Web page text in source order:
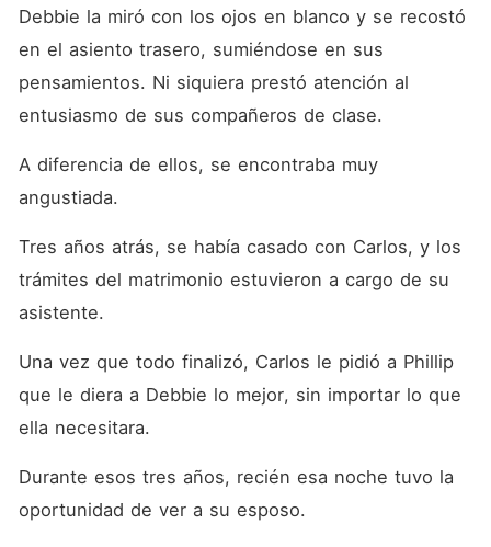
Debbie la miró con los ojos en blanco y se recostó
en el asiento trasero, sumiéndose en sus
pensamientos. Ni siquiera prestó atención al
entusiasmo de sus compañeros de clase.
A diferencia de ellos, se encontraba muy
angustiada.
Tres años atrás, se había casado con Carlos, y los
trámites del matrimonio estuvieron a cargo de su
asistente.
Una vez que todo finalizó, Carlos le pidió a Phillip
que le diera a Debbie lo mejor, sin importar lo que
ella necesitara.
Durante esos tres años, recién esa noche tuvo la
oportunidad de ver a su esposo.